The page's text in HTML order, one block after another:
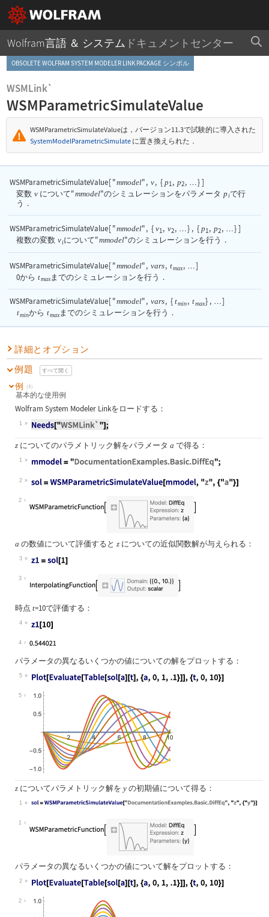
Wolfram言語 ＆ システム ドキュメントセンター
OBSOLETE WOLFRAM SYSTEM MODELER LINK PACKAGE シンボル
WSMLink`
WSMParametricSimulateValue
WSMParametricSimulateValueは，バージョン11.3で試験的に導入された
SystemModelParametricSimulate に置き換えられた．
WSMParametricSimulateValue[ "mmodel", v, { p1, p2, …}]
変数 vについて"mmodel"のシミュレーションをパラメータ piで行
う．
WSMParametricSimulateValue[ "mmodel", { v1, v2, …} , { p1, p2, …}]
複数の変数 viについて"mmodel"のシミュレーションを行う．
WSMParametricSimulateValue[ "mmodel", vars, tmax, …]
0から tmaxまでのシミュレーションを行う．
WSMParametricSimulateValue[ "mmodel", vars, { tmin , tmax} , …]
tminから tmaxまでのシミュレーションを行う．
詳細とオプション
例題
すべて開く
例 (4)
基本的な使用例
Wolfram System Modeler Linkをロードする：
1
zについてのパラメトリック解をパラメータ a で得る：
1
2
2
a の数値について評価すると zについての近似関数解が与えられる：
3
3
時点 t=10で評価する：
4
4
パラメータの異なるいくつかの値についての解をプロットする：
5
5
zについてパラメトリック解を yの初期値について得る：
1
1
パラメータの異なるいくつかの値について解をプロットする：
2
2